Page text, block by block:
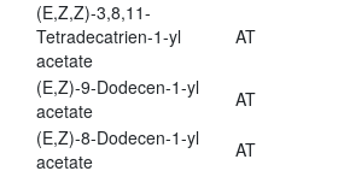
(E,Z,Z)-3,8,11-
Tetradecatrien-1-yl
acetate
AT
(E,Z)-9-Dodecen-1-yl
acetate
AT
(E,Z)-8-Dodecen-1-yl
acetate
AT